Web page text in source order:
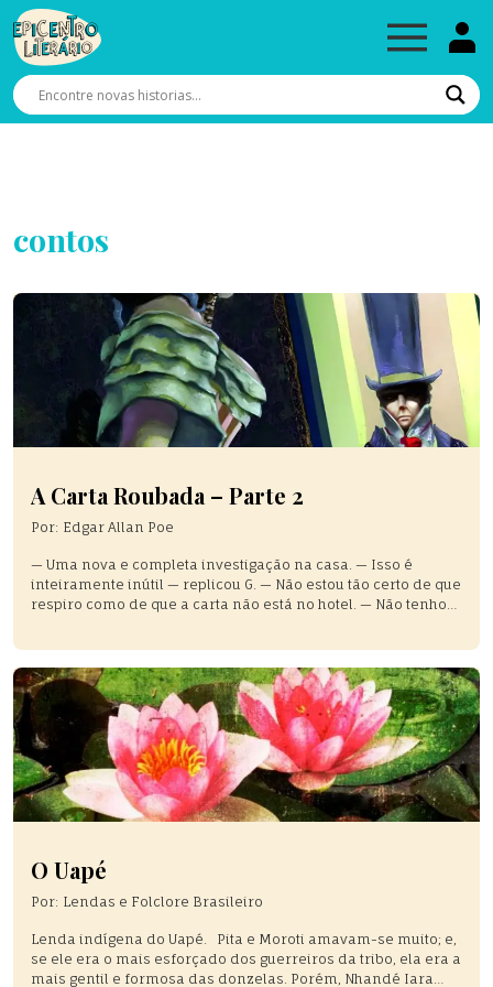
contos
A Carta Roubada – Parte 2
Por: Edgar Allan Poe
— Uma nova e completa investigação na casa. — Isso é
inteiramente inútil — replicou G. — Não estou tão certo de que
respiro como de que a carta não está no hotel. — Não tenho
[…]
O Uapé
Por: Lendas e Folclore Brasileiro
Lenda indígena do Uapé. Pita e Moroti amavam-se muito; e,
se ele era o mais esforçado dos guerreiros da tribo, ela era a
mais gentil e formosa das donzelas. Porém, Nhandé Iara